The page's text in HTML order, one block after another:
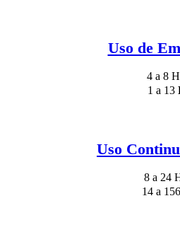
Uso de
4 a 8
1 a 13
Uso
8 a 24
14 a 156